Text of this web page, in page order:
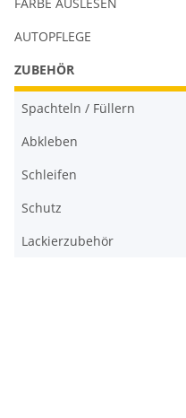
AUTOPFLEGE
ZUBEHÖR
Spachteln / Füllern
Abkleben
Schleifen
Schutz
Lackierzubehör